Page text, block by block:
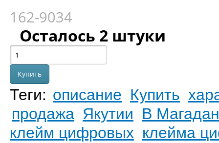
162-9034
Осталось 2 штуки
Теги: описание Купить
продажа Якутии В
клейм цифровых клейма